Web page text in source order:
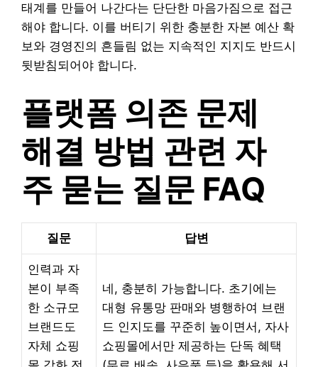
태계를 만들어 나간다는 단단한 마음가짐으로 접근
해야 합니다. 이를 버티기 위한 충분한 자본 예산 확
보와 경영진의 흔들림 없는 지속적인 지지도 반드시
뒷받침되어야 합니다.
플랫폼 의존 문제
해결 방법 관련 자
주 묻는 질문 FAQ
질문 답변
인력과 자
본이 부족
한 소규모
브랜드도
자체 쇼핑
네, 충분히 가능합니다. 초기에는
대형 유통망 판매와 병행하여 브랜
드 인지도를 꾸준히 높이면서, 자사
쇼핑몰에서만 제공하는 단독 혜택